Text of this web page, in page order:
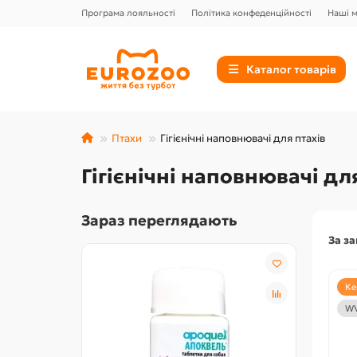
Програма лояльності Політика конфеденційності Наші
Каталог товарів
Птахи Гігієнічні наповнювачі для птахів
Гігієнічні наповнювачі
Зараз переглядають
см,
За